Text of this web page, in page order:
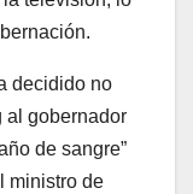
decidido no
al gobernador
de sangre”
ministro de